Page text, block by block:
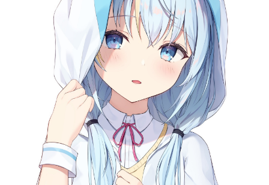
muevoコミュニティ
ぶいクラ！by muevo
FUKAKACHI+
Official SNS